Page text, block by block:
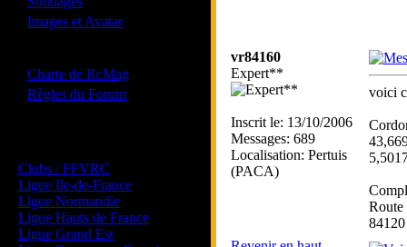
Images et Avatar
Charte de RcMag
Règles du Forum
Clubs / FFVRC
Ligue Ile-de-France
Ligue Normandie
Ligue Hauts de France
Ligue Grand Est
vr84160
Expert**
Inscrit le: 13/10/2006
Messages: 689
Localisation: Pertuis
(PACA)
voici